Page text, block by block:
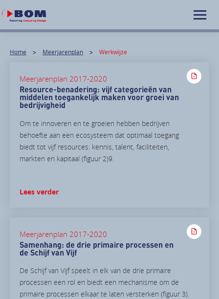
Home Meerjarenplan Werkwijze
Meerjarenplan 2017-2020
Resource-benadering: vijf categorieën van
middelen toegankelijk maken voor groei van
bedrijvigheid
Om te innoveren en te groeien hebben bedrijven
behoefte aan een ecosysteem dat optimaal toegang
biedt tot vijf resources: kennis, talent, faciliteiten,
markten en kapitaal (figuur 2)9.
Lees verder
Meerjarenplan 2017-2020
Samenhang: de drie primaire processen en
de Schijf van Vijf
De Schijf van Vijf speelt in elk van de drie primaire
processen een rol en biedt een mechanisme om de
primaire processen elkaar te laten versterken (figuur 3).